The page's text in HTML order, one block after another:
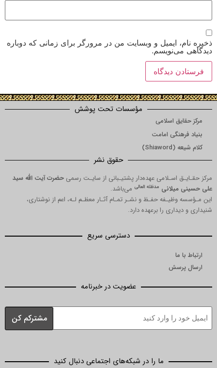
ایمیل و وبسایت من در مرورگر برای زمانی که دوباره
مؤسسات تحت پوشش
اسلامی
امامت
حقوق نشر
اسـلامی عهده‌دار پشتیـبانی از سایـت رسمی حضرت آیت الله سید
مدظله العالیمی‌باشد.
حفـظ و نشـر تمـام آثـار معظـم لـه، اعم از نوشتاری،
را برعهده دارد.
دسترسی سریع
عضویت در خبرنامه
ما را در شبکه‌های اجتماعی دنبال کنید